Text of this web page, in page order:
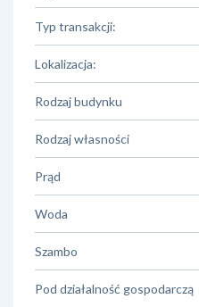
Typ transakcji:
Lokalizacja:
Rodzaj budynku
Rodzaj własności
Prąd
Woda
Szambo
Pod działalność gospodarczą